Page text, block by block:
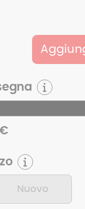
Nuovo